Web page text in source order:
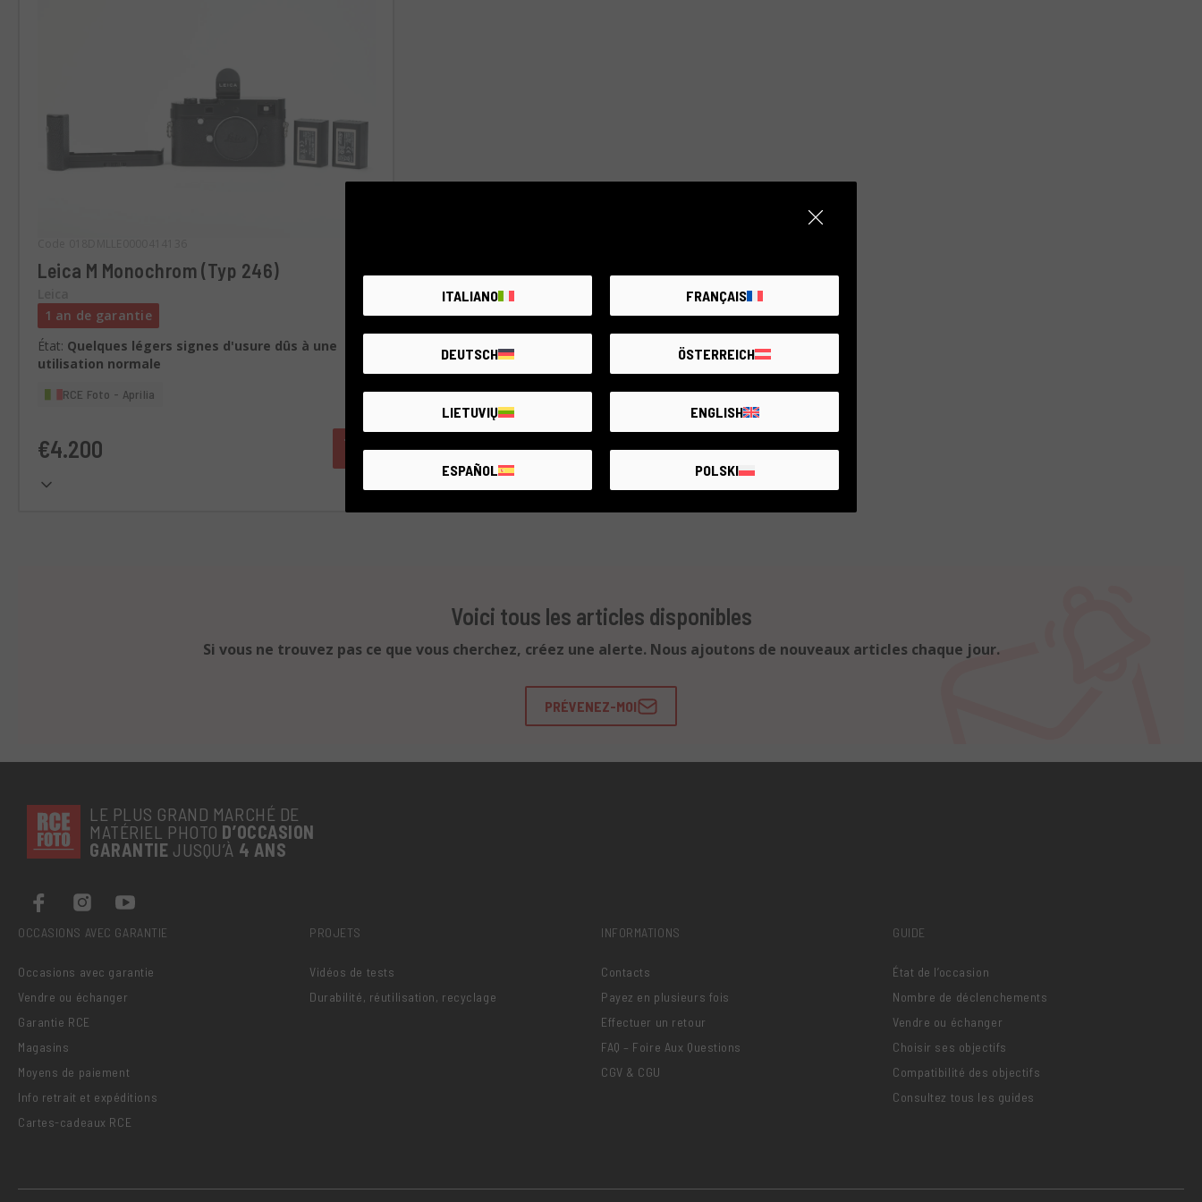
Leica M Monochrom (Typ 246)
1 an de garantie
État: Quelques légers signes d'usure dûs à une
utilisation normale
RCE Foto - Aprilia
€4.200
Voici tous les articles disponibles
Si vous ne trouvez pas ce que vous cherchez, créez une alerte. Nous ajoutons de nouveaux articles chaque jour.
PRÉVENEZ-MOI
LE PLUS GRAND MARCHÉ DE
MATÉRIEL PHOTO D’OCCASION
GARANTIE JUSQU’À 4 ANS
OCCASIONS AVEC GARANTIE
Occasions avec garantie
Vendre ou échanger
Garantie RCE
Magasins
Moyens de paiement
Info retrait et expéditions
Cartes-cadeaux RCE
PROJETS
Vidéos de tests
Durabilité, réutilisation, recyclage
INFORMATIONS
Contacts
Payez en plusieurs fois
Effectuer un retour
FAQ – Foire Aux Questions
CGV & CGU
GUIDE
État de l’occasion
Nombre de déclenchements
Vendre ou échanger
Choisir ses objectifs
Compatibilité des objectifs
Consultez tous les guides
ITALIANO FRANÇAIS
DEUTSCH ÖSTERREICH
LIETUVIŲ ENGLISH
ESPAÑOL POLSKI